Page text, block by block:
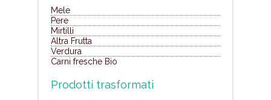
Mele
Pere
Mirtilli
Altra Frutta
Verdura
Carni fresche Bio
Prodotti trasformati